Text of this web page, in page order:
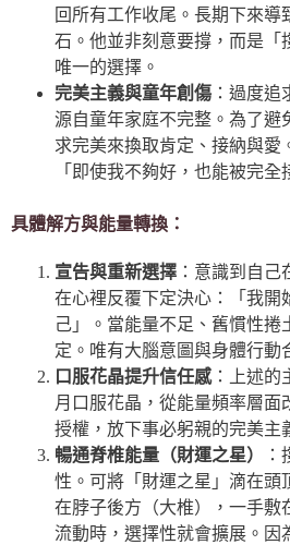
回所有工作收尾。長期下來導
石。他並非刻意要撐，而是「
唯一的選擇。
完美主義與童年創傷 ：過度
源自童年家庭不完整。為了避
求完美來換取肯定、接納與愛
「即使我不夠好，也能被完全
具體解方與能量轉換：
宣告與重新選擇 ：意識到自
在心裡反覆下定決心：「我開
己」。當能量不足、舊慣性捲
定。唯有大腦意圖與身體行動
口服花晶提升信任感：上述的
月口服花晶，從能量頻率層面
授權，放下事必躬親的完美主
暢通脊椎能量（財運之星）
性。可將「財運之星」滴在頭
在脖子後方（大椎），一手敷
流動時，選擇性就會擴展。因